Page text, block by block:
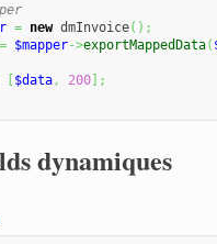
= new dmInvoice( ) ;
= $mapper->exportMappedData(
[$data, 200] ;
dynamiques